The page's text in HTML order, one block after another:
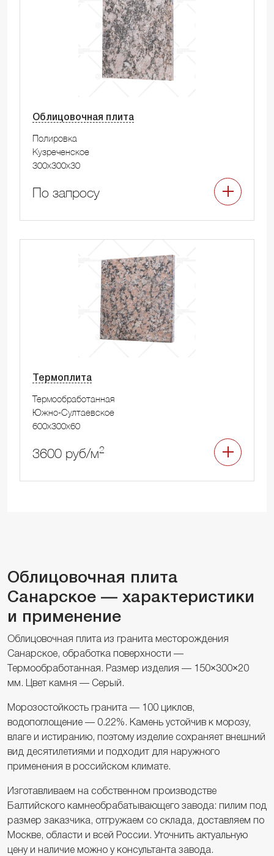
Облицовочная плита
Полировка
Кузреченское
300x300x30
По запросу
Термоплита
Термообработанная
Южно-Султаевское
600x300x60
3600 руб/м2
Облицовочная плита
Санарское — характеристики
и применение
Облицовочная плита из гранита месторождения
Санарское, обработка поверхности —
Термообработанная. Размер изделия — 150×300×20
мм. Цвет камня — Серый.
Морозостойкость гранита — 100 циклов,
водопоглощение — 0.22%. Камень устойчив к морозу,
влаге и истиранию, поэтому изделие сохраняет внешний
вид десятилетиями и подходит для наружного
применения в российском климате.
Изготавливаем на собственном производстве
Балтийского камнеобрабатывающего завода: пилим под
размер заказчика, отгружаем со склада, доставляем по
Москве, области и всей России. Уточнить актуальную
цену и наличие можно у консультанта завода.